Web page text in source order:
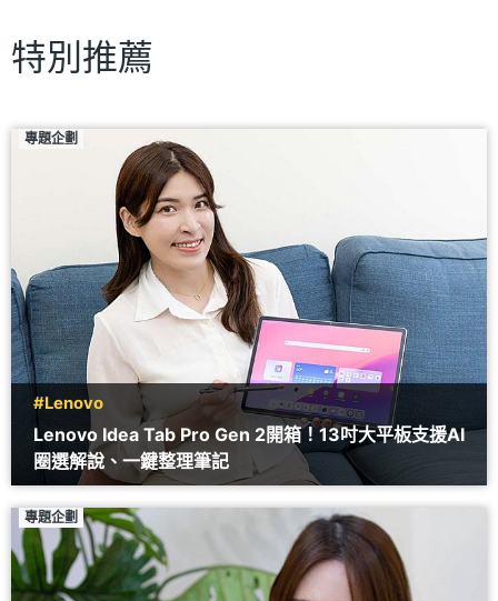
特別推薦
專題企劃
#Lenovo
Lenovo Idea Tab Pro Gen 2開箱！13吋大平板支援AI
圈選解說、一鍵整理筆記
專題企劃